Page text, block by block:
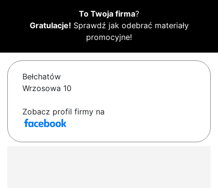
To Twoja firma?
Gratulacje! Sprawdź jak odebrać materiały
promocyjne!
Bełchatów
Wrzosowa 10
Zobacz profil firmy na